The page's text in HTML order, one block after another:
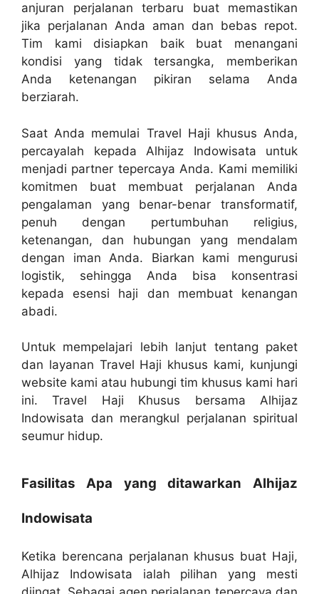
anjuran perjalanan terbaru buat memastikan
jika perjalanan Anda aman dan bebas repot.
Tim kami disiapkan baik buat menangani
kondisi yang tidak tersangka, memberikan
Anda ketenangan pikiran selama Anda
berziarah.
Saat Anda memulai Travel Haji khusus Anda,
percayalah kepada Alhijaz Indowisata untuk
menjadi partner tepercaya Anda. Kami memiliki
komitmen buat membuat perjalanan Anda
pengalaman yang benar-benar transformatif,
penuh dengan pertumbuhan religius,
ketenangan, dan hubungan yang mendalam
dengan iman Anda. Biarkan kami mengurusi
logistik, sehingga Anda bisa konsentrasi
kepada esensi haji dan membuat kenangan
abadi.
Untuk mempelajari lebih lanjut tentang paket
dan layanan Travel Haji khusus kami, kunjungi
website kami atau hubungi tim khusus kami hari
ini. Travel Haji Khusus bersama Alhijaz
Indowisata dan merangkul perjalanan spiritual
seumur hidup.
Fasilitas Apa yang ditawarkan Alhijaz
Indowisata
Ketika berencana perjalanan khusus buat Haji,
Alhijaz Indowisata ialah pilihan yang mesti